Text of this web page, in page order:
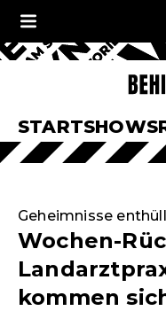
STARTSHOWS
Geheimnisse
Wochen-
kommen